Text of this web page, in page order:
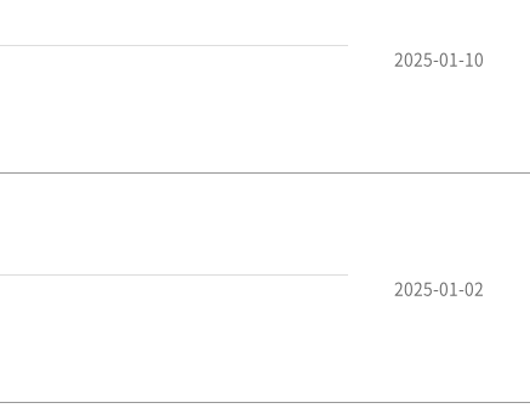
2025-01-10
2025-01-02